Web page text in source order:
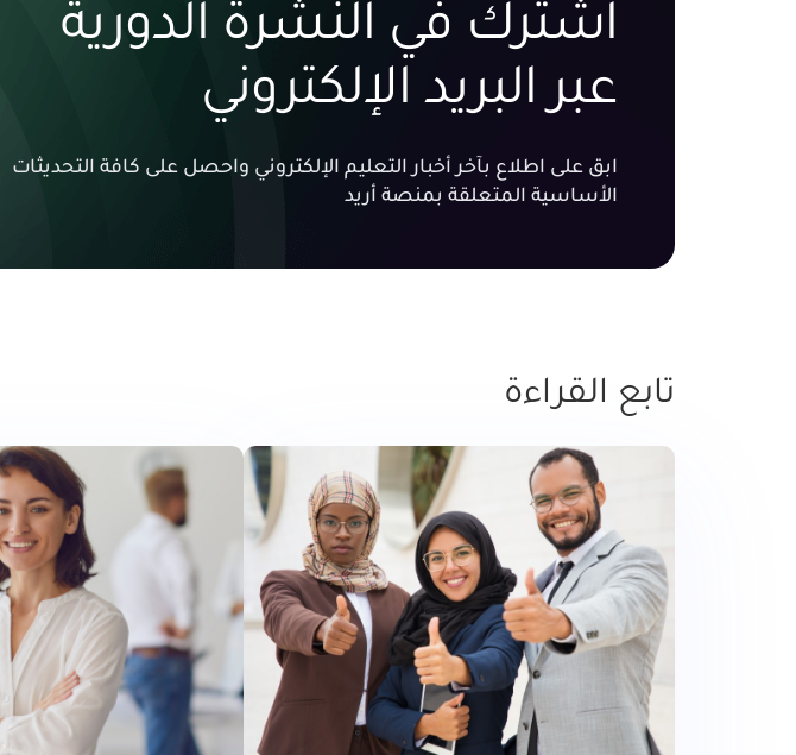
اشترك في النشرة الدورية
عبر البريد الإلكتروني
ابق على اطلاع بآخر أخبار التعليم الإلكتروني واحصل على كافة التحديثات
الأساسية المتعلقة بمنصة أريد
تابع القراءة